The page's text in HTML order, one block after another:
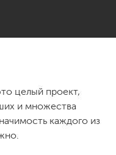
целый проект,
и множества
каждого из